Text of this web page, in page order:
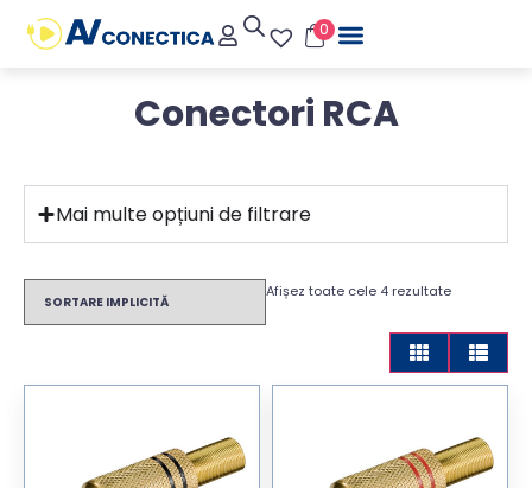
0
Conectori RCA
Mai multe opțiuni de filtrare
Afișez toate cele 4 rezultate